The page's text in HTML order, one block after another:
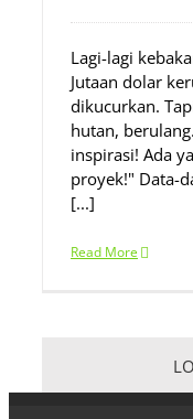
Lagi-lagi
Jutaan dolar
dikucurkan.
hutan,
inspirasi! Ada
proyek!" Data-
[...]
Read More